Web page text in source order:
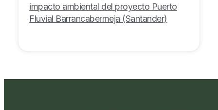
impacto ambiental del proyecto Puerto
Fluvial Barrancabermeja (Santander)